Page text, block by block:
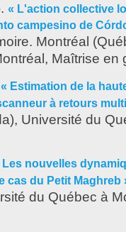
« L'action collective
campesino de
Montréal
Maîtrise en
« Estimation de la
à retours
Université du
Les nouvelles
cas du Petit Maghreb
du Québec à